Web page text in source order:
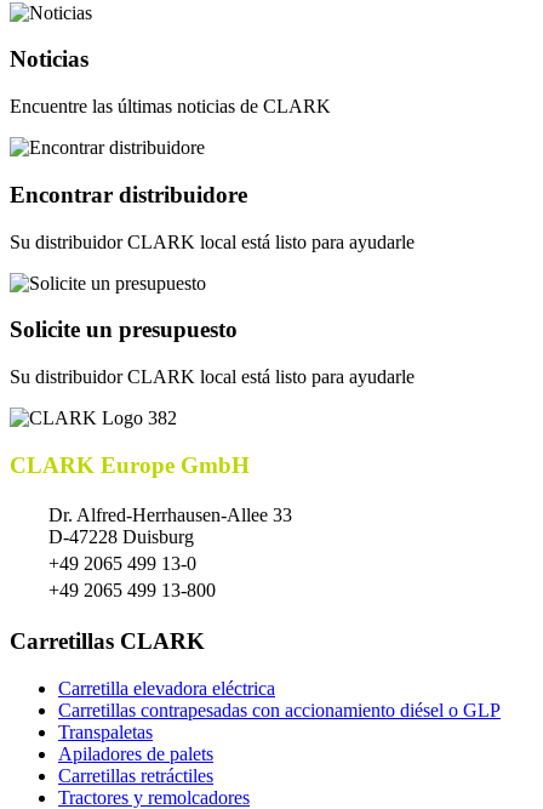
Noticias
Encuentre las últimas noticias de CLARK
Encontrar distribuidore
Su distribuidor CLARK local está listo para ayudarle
Solicite un presupuesto
Su distribuidor CLARK local está listo para ayudarle
CLARK Europe GmbH
Dr. Alfred-Herrhausen-Allee 33
D-47228 Duisburg
+49 2065 499 13-0
+49 2065 499 13-800
Carretillas CLARK
Carretilla elevadora eléctrica
Carretillas contrapesadas con accionamiento diésel o GLP
Transpaletas
Apiladores de palets
Carretillas retráctiles
Tractores y remolcadores